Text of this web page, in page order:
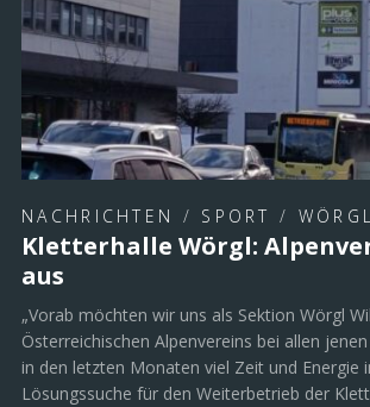
NACHRICHTEN / SPORT / WÖRGL
Kletterhalle Wörgl:
aus
„Vorab möchten wir uns als Sektion Wörgl
Österreichischen Alpenvereins bei allen
in den letzten Monaten viel Zeit und Energie
Lösungssuche für den Weiterbetrieb der